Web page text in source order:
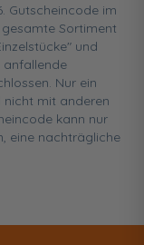
Gutscheincode im
Sortiment
und
anfallende
Nur ein
nicht mit anderen
kann nur
eine nachträgliche